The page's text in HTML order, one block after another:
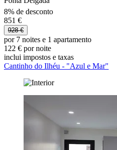
8% de desconto
851 €
928 €
por 7 noites e 1 apartamento
122 € por noite
inclui impostos e taxas
Cantinho do Ilhéu - "Azul e Mar"